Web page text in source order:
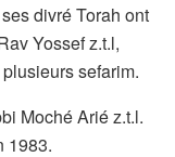
divré Torah ont
Yossef z.t.l,
sefarim.
Moché Arié z.t.l.
1983.